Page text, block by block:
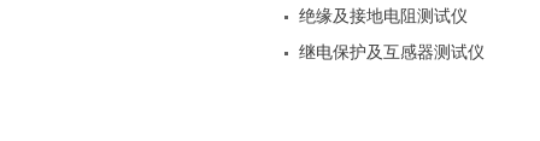
绝缘及接地电阻测试仪
继电保护及互感器测试仪